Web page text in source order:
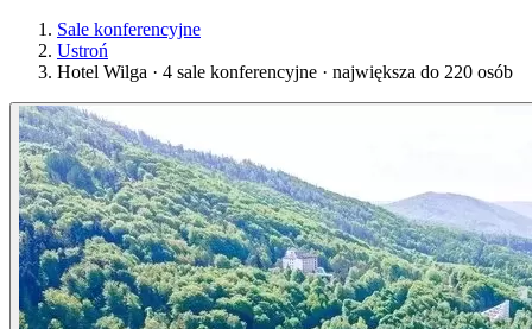
Sale konferencyjne
Ustroń
Hotel Wilga · 4 sale konferencyjne · największa do 220 osób